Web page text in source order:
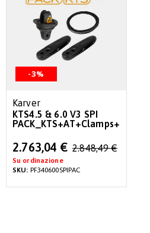
-3%
Karver
KTS4.5 & 6.0 V3 SPI
Special
Price
2.763,04 € 2.848,49 €
Su ordinazione
SKU: PF340600SPIPAC